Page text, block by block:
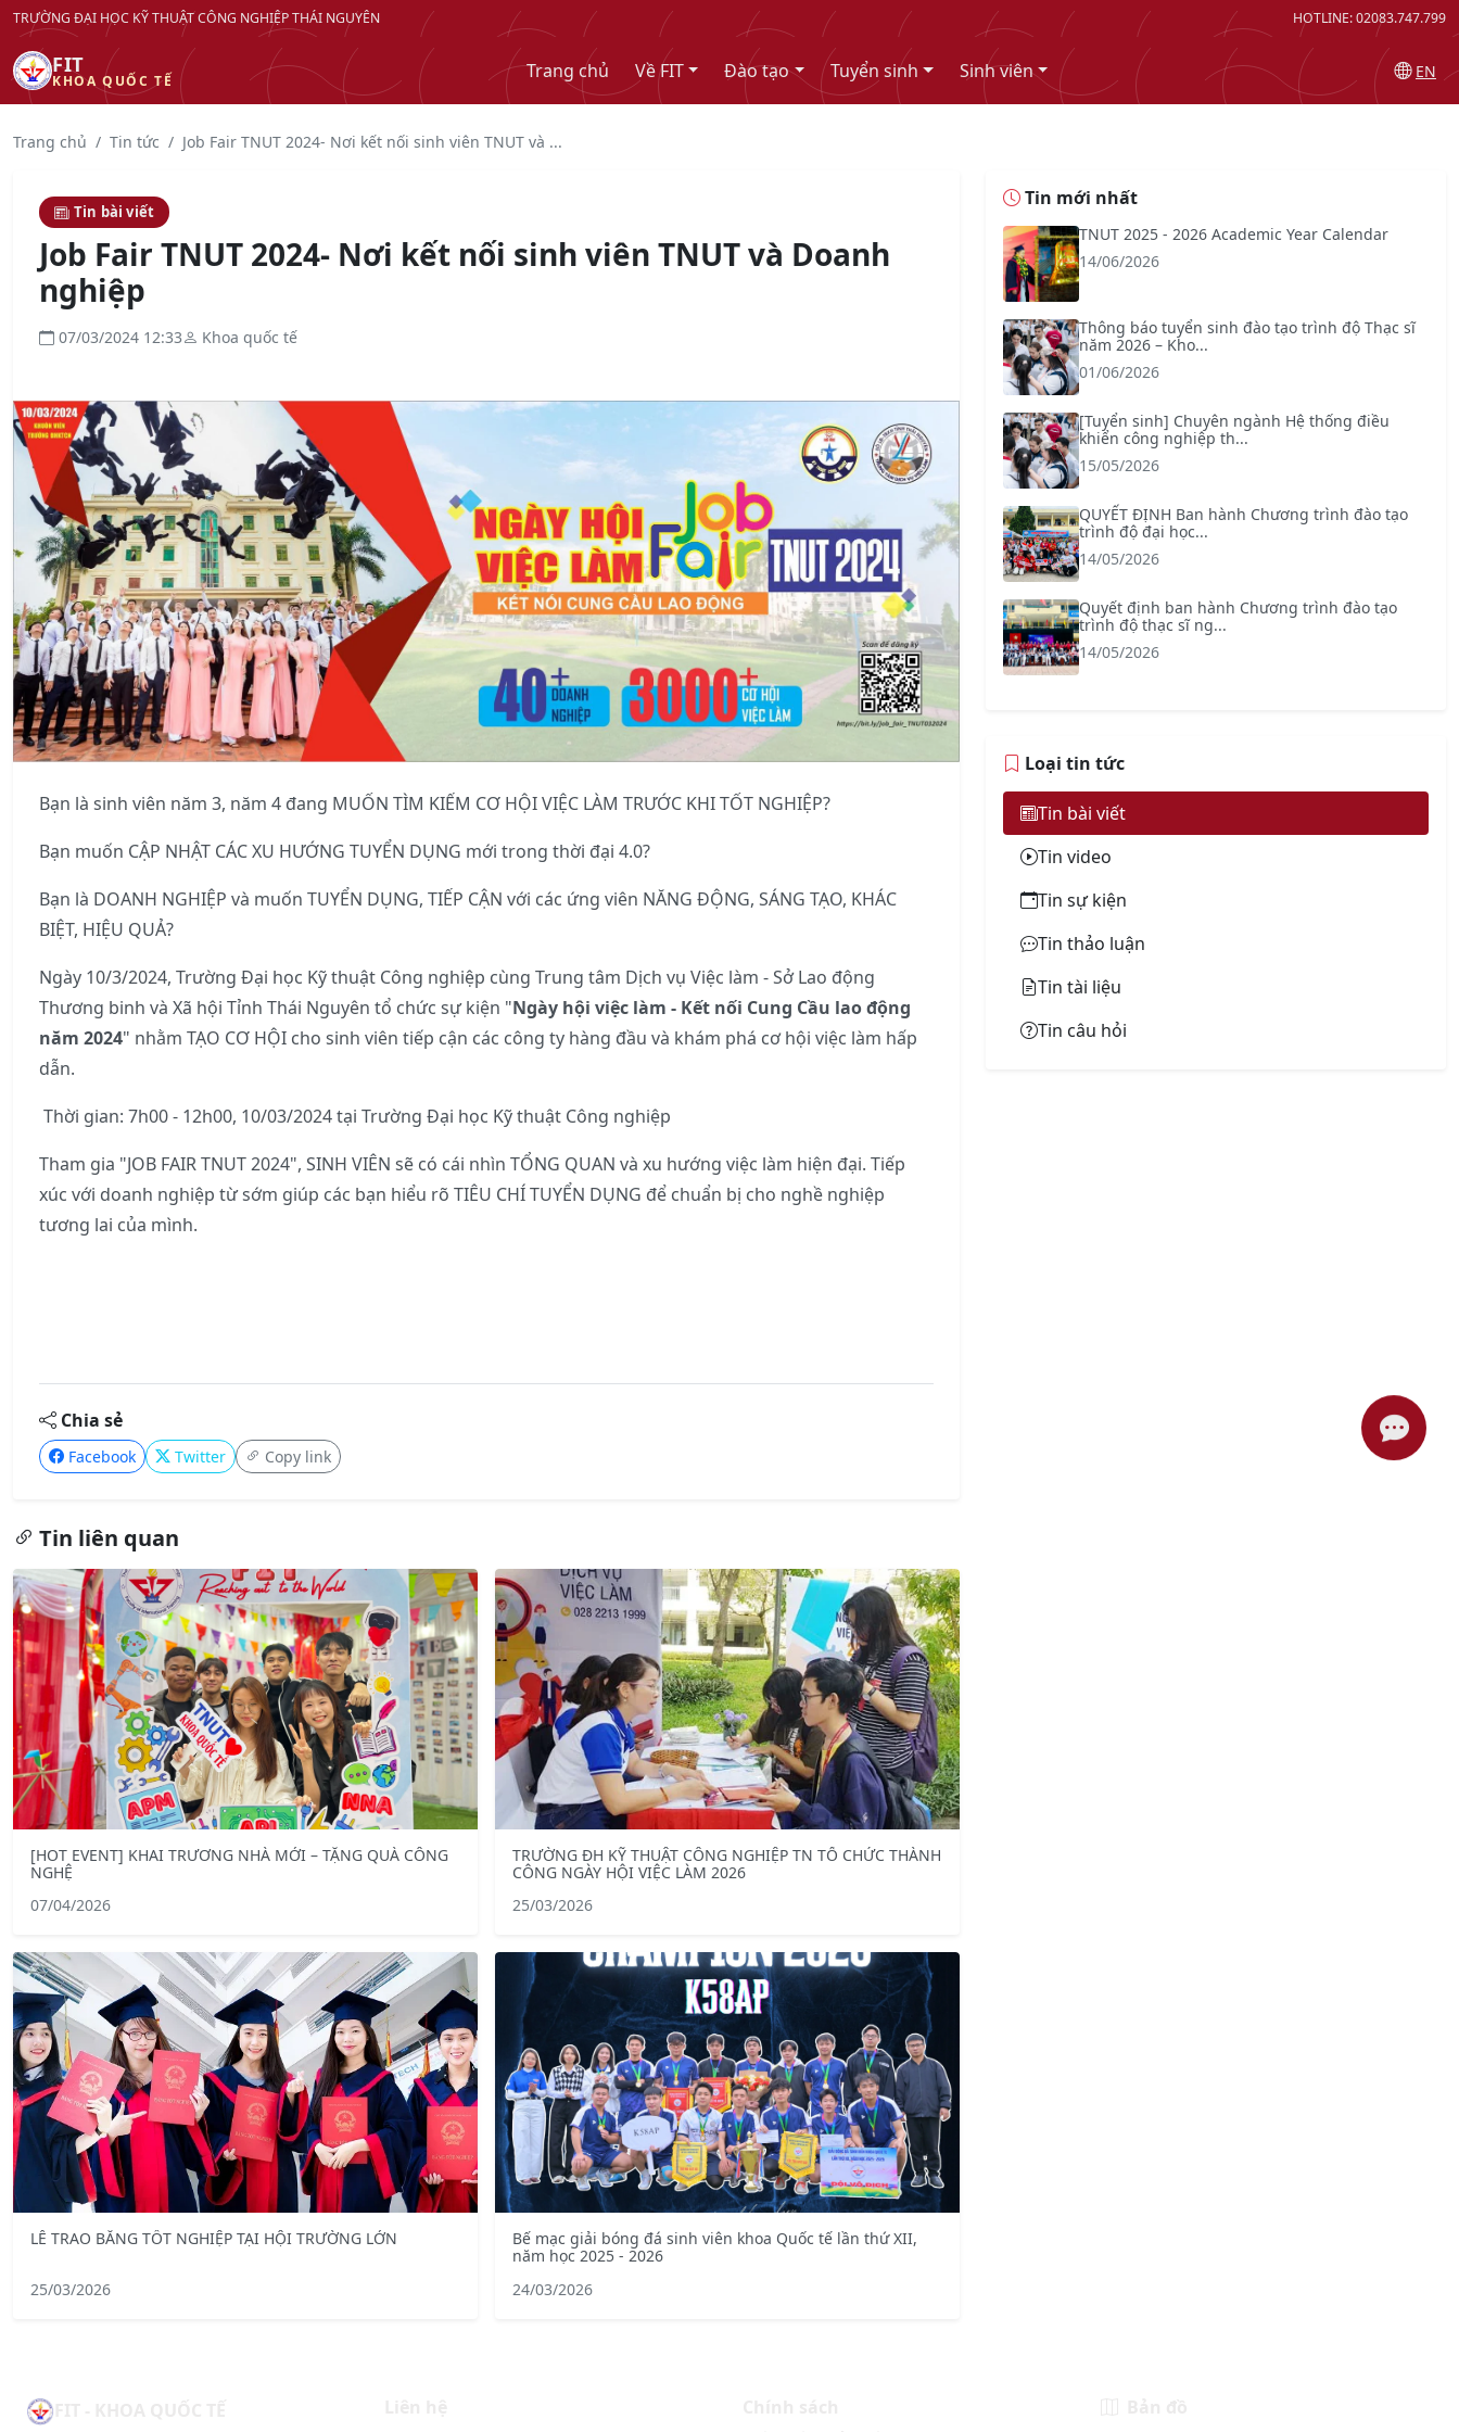
TRƯỜNG ĐẠI HỌC KỸ THUẬT CÔNG NGHIỆP THÁI NGUYÊN HOTLINE: 02083.747.799
FIT
KHOA QUỐC TẾ Trang chủ Về FIT Đào tạo Tuyển sinh Sinh viên EN
Trang chủ Tin tức Job Fair TNUT 2024- Nơi kết nối sinh viên TNUT và ...
Tin bài viết
Job Fair TNUT 2024- Nơi kết nối sinh viên TNUT và Doanh
nghiệp
07/03/2024 12:33 Khoa quốc tế
Bạn là sinh viên năm 3, năm 4 đang MUỐN TÌM KIẾM CƠ HỘI VIỆC LÀM TRƯỚC KHI TỐT NGHIỆP?
Bạn muốn CẬP NHẬT CÁC XU HƯỚNG TUYỂN DỤNG mới trong thời đại 4.0?
Bạn là DOANH NGHIỆP và muốn TUYỂN DỤNG, TIẾP CẬN với các ứng viên NĂNG ĐỘNG, SÁNG TẠO, KHÁC
BIỆT, HIỆU QUẢ?
Ngày 10/3/2024, Trường Đại học Kỹ thuật Công nghiệp cùng Trung tâm Dịch vụ Việc làm - Sở Lao động
Thương binh và Xã hội Tỉnh Thái Nguyên tổ chức sự kiện "Ngày hội việc làm - Kết nối Cung Cầu lao động
năm 2024" nhằm TẠO CƠ HỘI cho sinh viên tiếp cận các công ty hàng đầu và khám phá cơ hội việc làm hấp
dẫn.
Thời gian: 7h00 - 12h00, 10/03/2024 tại Trường Đại học Kỹ thuật Công nghiệp
Tham gia "JOB FAIR TNUT 2024", SINH VIÊN sẽ có cái nhìn TỔNG QUAN và xu hướng việc làm hiện đại. Tiếp
xúc với doanh nghiệp từ sớm giúp các bạn hiểu rõ TIÊU CHÍ TUYỂN DỤNG để chuẩn bị cho nghề nghiệp
tương lai của mình.
Chia sẻ
Facebook Twitter Copy link
Tin liên quan
[HOT EVENT] KHAI TRƯƠNG NHÀ MỚI – TẶNG QUÀ CÔNG
NGHỆ
07/04/2026
TRƯỜNG ĐH KỸ THUẬT CÔNG NGHIỆP TN TỔ CHỨC THÀNH
CÔNG NGÀY HỘI VIỆC LÀM 2026
25/03/2026
LỄ TRAO BẰNG TỐT NGHIỆP TẠI HỘI TRƯỜNG LỚN
25/03/2026
Bế mạc giải bóng đá sinh viên khoa Quốc tế lần thứ XII,
năm học 2025 - 2026
24/03/2026
Tin mới nhất
TNUT 2025 - 2026 Academic Year Calendar
14/06/2026
Thông báo tuyển sinh đào tạo trình độ Thạc sĩ
năm 2026 – Kho...
01/06/2026
[Tuyển sinh] Chuyên ngành Hệ thống điều
khiển công nghiệp th...
15/05/2026
QUYẾT ĐỊNH Ban hành Chương trình đào tạo
trình độ đại học...
14/05/2026
Quyết định ban hành Chương trình đào tạo
trình độ thạc sĩ ng...
14/05/2026
Loại tin tức
Tin bài viết
Tin video
Tin sự kiện
Tin thảo luận
Tin tài liệu
Tin câu hỏi